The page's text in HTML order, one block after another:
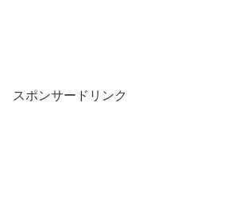
スポンサードリンク